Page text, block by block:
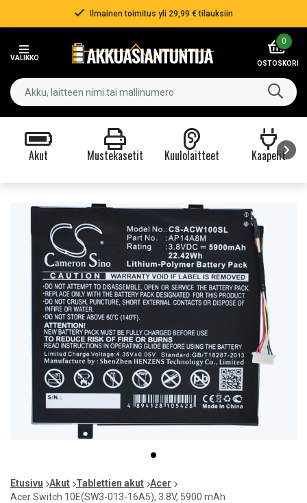
Ilmainen toimitus yli 29,99 € tilauksiin
VALIKKO
0
OSTOSKORI
Akut Mustekasetit Kuulolaitteet Kaapelit
item
0
of
1
Etusivu Akut Tablettien akut Acer
Acer Switch 10E(SW3-013-16A5), 3.8V, 5900 mAh